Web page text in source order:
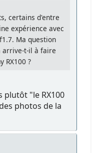
certains d'entre
expérience avec
Ma question
arrive-t-il à faire
RX100 ?
plutôt "le RX100
photos de la